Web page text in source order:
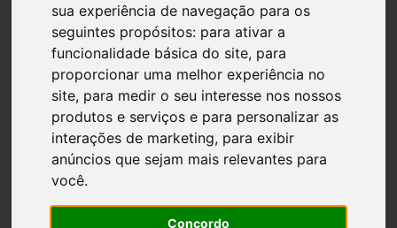
sua experiência de navegação para os
seguintes propósitos: para ativar a
funcionalidade básica do site, para
proporcionar uma melhor experiência no
site, para medir o seu interesse nos nossos
produtos e serviços e para personalizar as
interações de marketing, para exibir
anúncios que sejam mais relevantes para
você.
Concordo